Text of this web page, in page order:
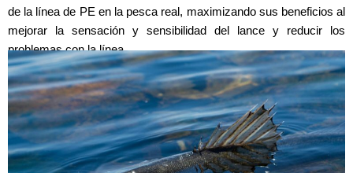
de la línea de PE en la pesca real, maximizando sus beneficios al
mejorar la sensación y sensibilidad del lance y reducir los
problemas con la línea.